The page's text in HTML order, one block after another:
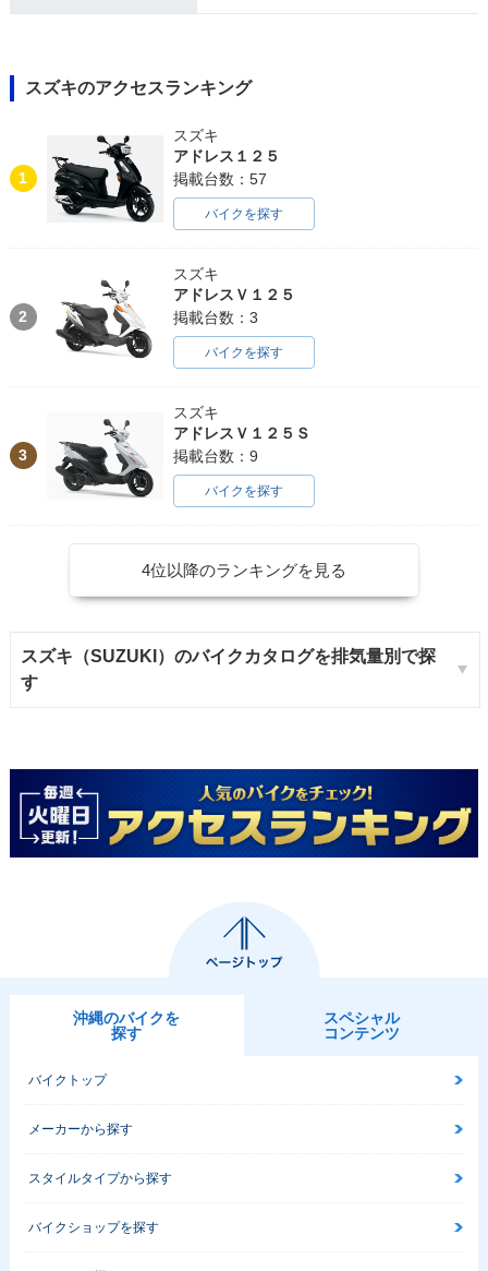
スズキのアクセスランキング
1
スズキ
アドレス１２５
掲載台数：57
バイクを探す
2
スズキ
アドレスＶ１２５
掲載台数：3
バイクを探す
3
スズキ
アドレスＶ１２５Ｓ
掲載台数：9
バイクを探す
4位以降のランキングを見る
スズキ（SUZUKI）のバイクカタログを排気量別で探
す
沖縄のバイクを
探す
スペシャル
コンテンツ
バイクトップ
メーカーから探す
スタイルタイプから探す
バイクショップを探す